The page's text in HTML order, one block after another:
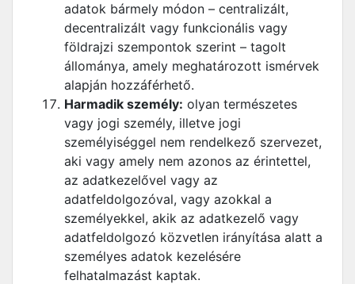
adatok bármely módon – centralizált,
decentralizált vagy funkcionális vagy
földrajzi szempontok szerint – tagolt
állománya, amely meghatározott ismérvek
alapján hozzáférhető.
Harmadik személy: olyan természetes
vagy jogi személy, illetve jogi
személyiséggel nem rendelkező szervezet,
aki vagy amely nem azonos az érintettel,
az adatkezelővel vagy az
adatfeldolgozóval, vagy azokkal a
személyekkel, akik az adatkezelő vagy
adatfeldolgozó közvetlen irányítása alatt a
személyes adatok kezelésére
felhatalmazást kaptak.